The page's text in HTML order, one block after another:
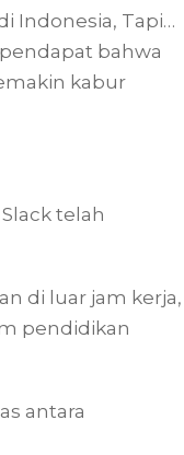
Indonesia, Tapi…
bahwa
kabur
telah
di luar jam kerja,
pendidikan
antara